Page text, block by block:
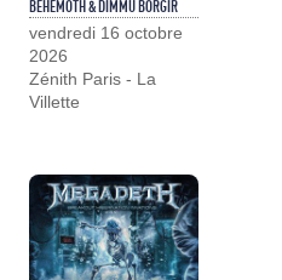
BEHEMOTH & DIMMU BORGIR
vendredi 16 octobre
2026
Zénith Paris - La
Villette